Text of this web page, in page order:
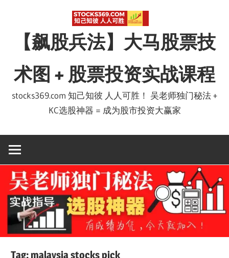
【飙股兵法】大马股票技
术图 + 股票投资实战课程
stocks369.com 知己知彼 人人可胜！ 吴老师独门秘法 +
KC选股神器 = 成为股市投资大赢家
Tag:malaysia stocks pick